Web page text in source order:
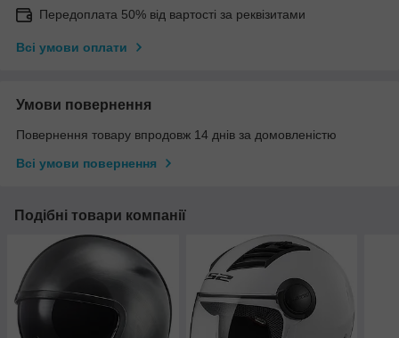
Передоплата 50% від вартості за реквізитами
Всі умови оплати
Умови повернення
Повернення товару впродовж 14 днів за домовленістю
Всі умови повернення
Подібні товари компанії